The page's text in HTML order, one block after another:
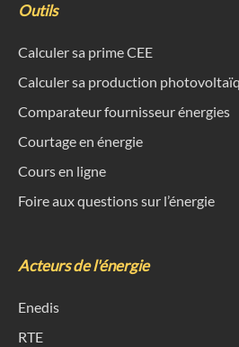
Outils
Calculer sa prime CEE
Calculer sa production
Comparateur fournisseur énergies
Courtage en énergie
Cours en ligne
Foire aux questions sur l’énergie
Acteurs de l'énergie
Enedis
RTE